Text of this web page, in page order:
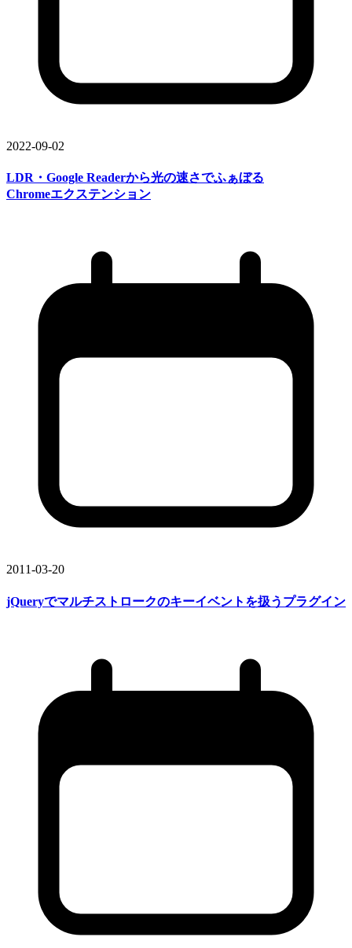
2022-09-02
LDR・Google Readerから光の速さでふぁぼる
Chromeエクステンション
2011-03-20
jQueryでマルチストロークのキーイベントを扱う プラグイン